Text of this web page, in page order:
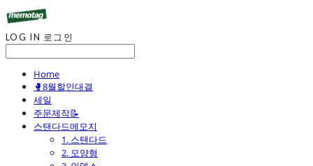
LOG IN 로그인
Home
🥊8월할인대결
세일
주문제작📝
스탠다드메모지
1. 스탠다드
2. 모양형